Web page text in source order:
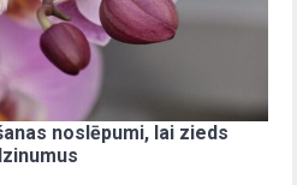
noslēpumi, lai zieds